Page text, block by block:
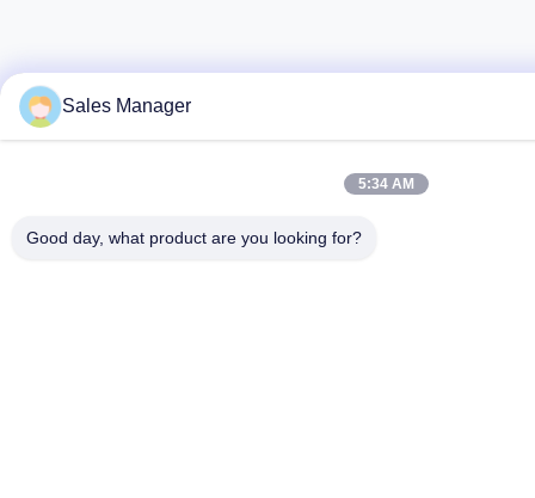
Sales Manager
5:34 AM
Good day, what product are you looking for?